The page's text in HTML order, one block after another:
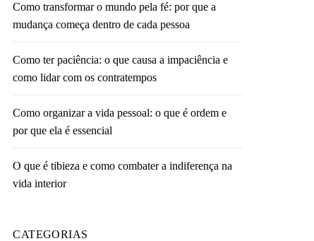
Como transformar o mundo pela fé: por que a
mudança começa dentro de cada pessoa
Como ter paciência: o que causa a impaciência e
como lidar com os contratempos
Como organizar a vida pessoal: o que é ordem e
por que ela é essencial
O que é tibieza e como combater a indiferença na
vida interior
CATEGORIAS